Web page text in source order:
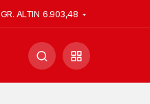
GR. ALTIN 6.903,48